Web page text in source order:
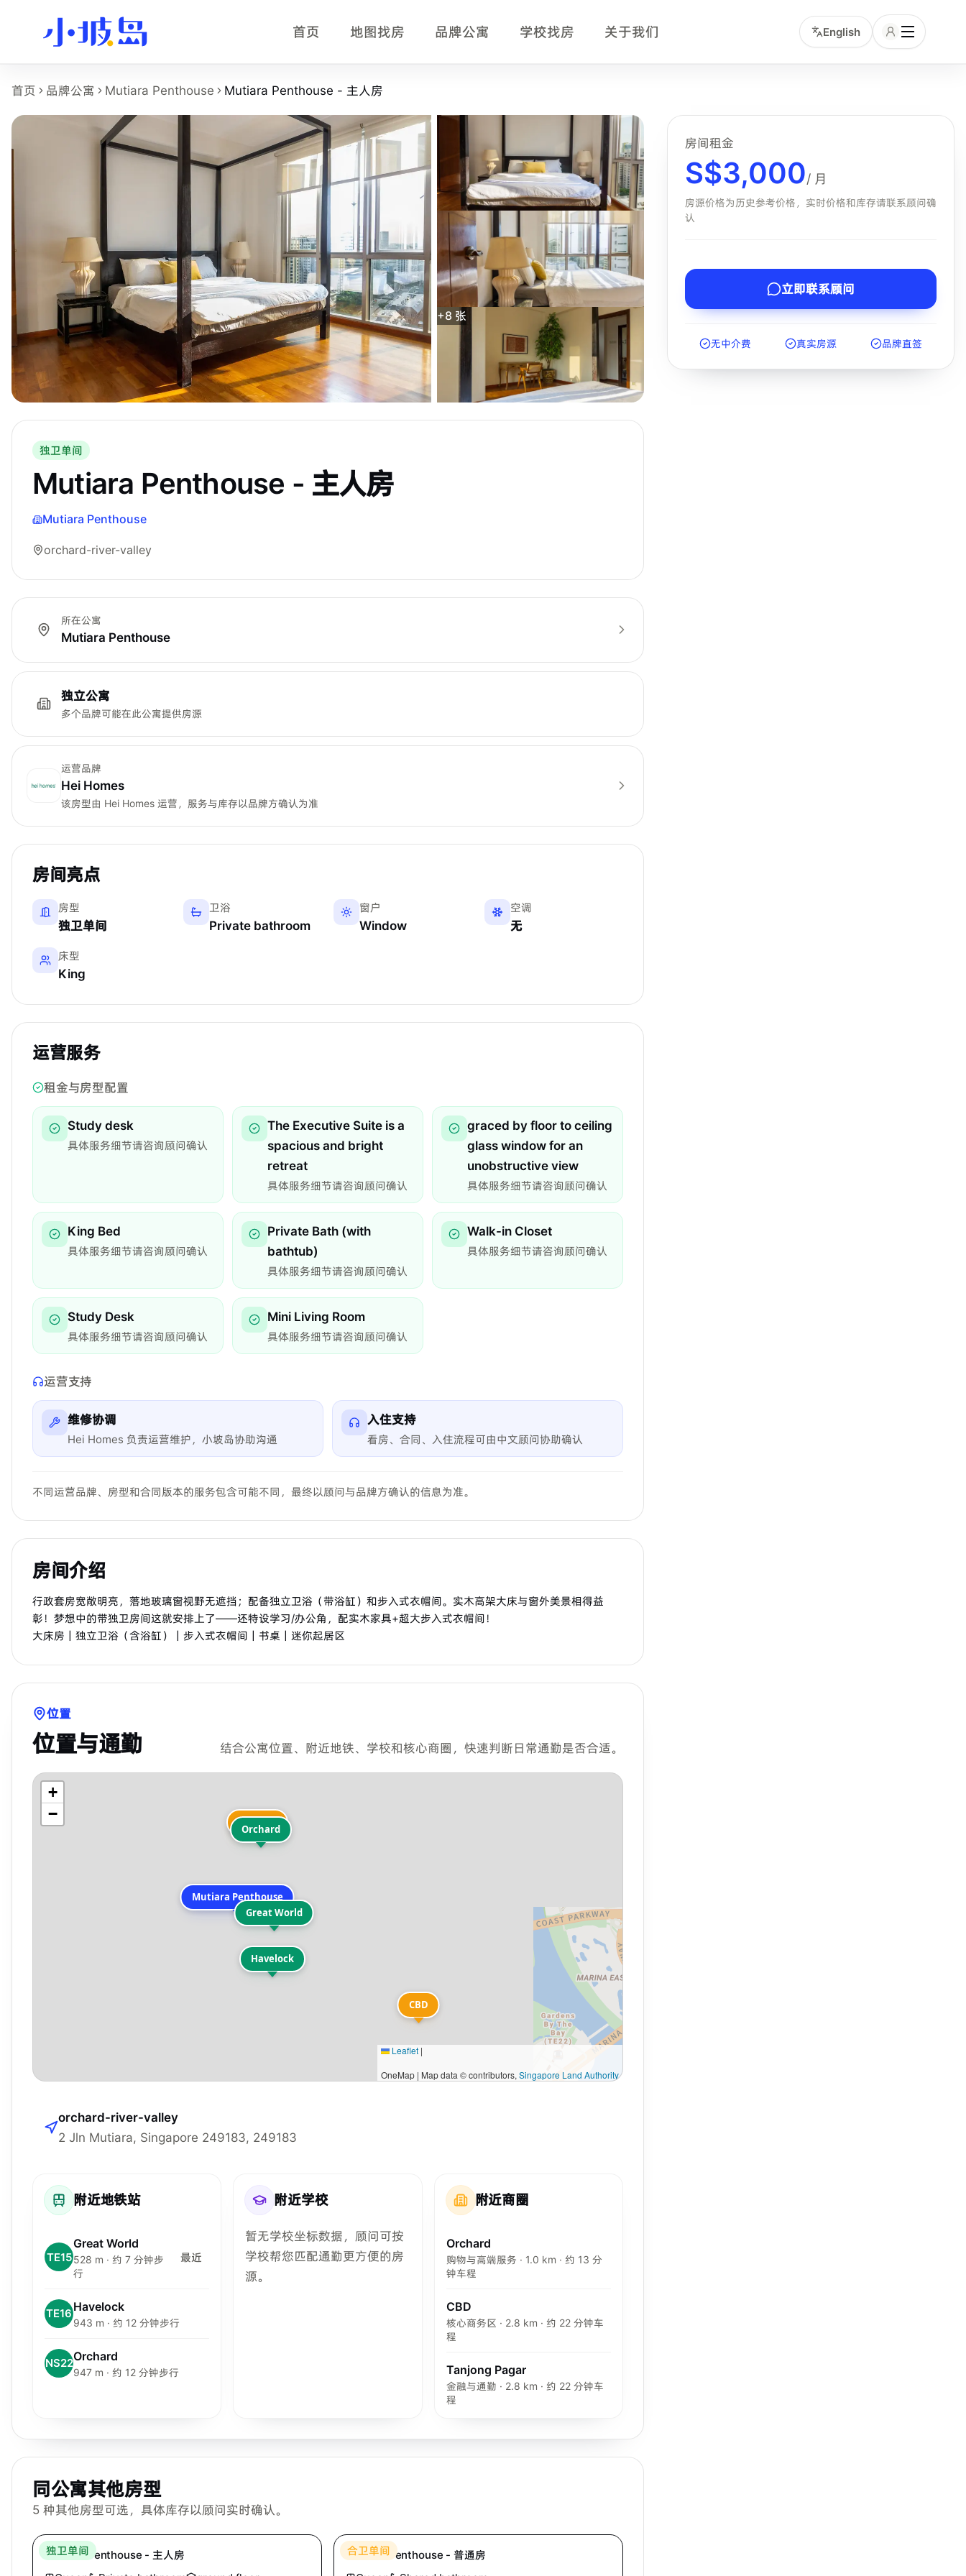
首页 地图找房 品牌公寓 学校找房 关于我们 English
Mutiara Penthouse - 主人房 房型页事实摘要
这个页面展示Mutiara Penthouse的Mutiara Penthouse - 主人房房型，适合正在比较新加坡单间、公寓房型、月租、入住时间、交通和服务包含项的中文租客。小坡岛顾问可协助确认
房型名称：Mutiara Penthouse - 主人房。
所在物业：Mutiara Penthouse。
所在区域：orchard-river-valley。
房型类别：Master。
参考月租：S$3,000 /月起，最终以实时库存和合同为准。
首页 品牌公寓 Mutiara Penthouse Mutiara Penthouse - 主人房
+8 张
独卫单间
Mutiara Penthouse - 主人房
Mutiara Penthouse
orchard-river-valley
所在公寓
Mutiara Penthouse
独立公寓
多个品牌可能在此公寓提供房源
运营品牌
Hei Homes
该房型由 Hei Homes 运营，服务与库存以品牌方确认为准
房间亮点
房型
独卫单间
卫浴
Private bathroom
窗户
Window
空调
无
床型
King
运营服务
租金与房型配置
Study desk
具体服务细节请咨询顾问确认
The Executive Suite is a
spacious and bright
retreat
具体服务细节请咨询顾问确认
graced by floor to ceiling
glass window for an
unobstructive view
具体服务细节请咨询顾问确认
King Bed
具体服务细节请咨询顾问确认
Private Bath (with
bathtub)
具体服务细节请咨询顾问确认
Walk-in Closet
具体服务细节请咨询顾问确认
Study Desk
具体服务细节请咨询顾问确认
Mini Living Room
具体服务细节请咨询顾问确认
运营支持
维修协调
Hei Homes 负责运营维护，小坡岛协助沟通
入住支持
看房、合同、入住流程可由中文顾问协助确认
不同运营品牌、房型和合同版本的服务包含可能不同，最终以顾问与品牌方确认的信息为准。
房间介绍
行政套房宽敞明亮，落地玻璃窗视野无遮挡；配备独立卫浴（带浴缸）和步入式衣帽间。实木高架大床与窗外美景相得益
彰！梦想中的带独卫房间这就安排上了——还特设学习/办公角，配实木家具+超大步入式衣帽间！
大床房｜独立卫浴（含浴缸）｜步入式衣帽间｜书桌｜迷你起居区
位置
位置与通勤 结合公寓位置、附近地铁、学校和核心商圈，快速判断日常通勤是否合适。
Mutiara Penthouse
Great World
Havelock
Orchard
Orchard
CBD
+
−
Leaflet |
OneMap | Map data © contributors, Singapore Land Authority
orchard-river-valley
2 Jln Mutiara, Singapore 249183, 249183
附近地铁站
TE15
Great World
528 m · 约 7 分钟步
行
最近
TE16 Havelock
943 m · 约 12 分钟步行
NS22Orchard
947 m · 约 12 分钟步行
附近学校
暂无学校坐标数据，顾问可按
学校帮您匹配通勤更方便的房
源。
附近商圈
Orchard
购物与高端服务 · 1.0 km · 约 13 分
钟车程
CBD
核心商务区 · 2.8 km · 约 22 分钟车
程
Tanjong Pagar
金融与通勤 · 2.8 km · 约 22 分钟车
程
同公寓其他房型
5 种其他房型可选，具体库存以顾问实时确认。
独卫单间
Hei Homes
Mutiara Penthouse - 主人房
合卫单间
Mutiara Penthouse - 普通房
房间租金
S$3,000/ 月
房源价格为历史参考价格，实时价格和库存请联系顾问确
认
立即联系顾问
无中介费 真实房源 品牌直签